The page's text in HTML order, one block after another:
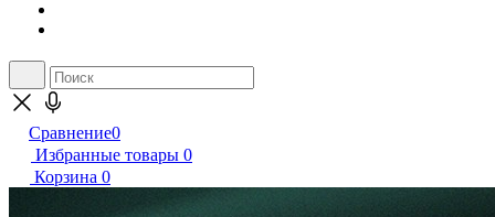
Сравнение0
Избранные товары 0
Корзина 0